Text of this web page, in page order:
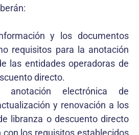
y los documentos
requisitos para la anotación
las entidades operadoras de
directo.
anotación electrónica de
y renovación a los
libranza o descuento directo
con los requisitos establecidos